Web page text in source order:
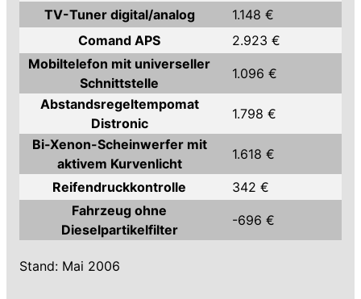
TV-Tuner digital/analog
1.148 €
Comand APS
2.923 €
Mobiltelefon mit universeller
Schnittstelle
1.096 €
Abstandsregeltempomat
Distronic
1.798 €
Bi-Xenon-Scheinwerfer mit
aktivem Kurvenlicht
1.618 €
Reifendruckkontrolle
342 €
Fahrzeug ohne
Dieselpartikelfilter
-696 €
Stand: Mai 2006